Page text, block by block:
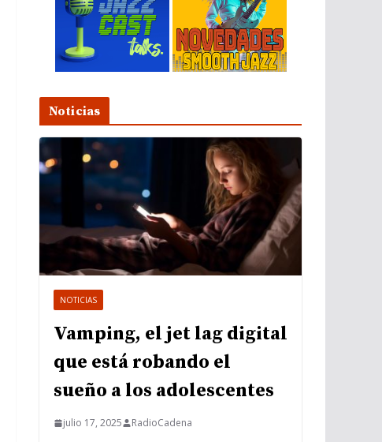
Noticias
NOTICIAS
Vamping, el jet lag digital
que está robando el
sueño a los adolescentes
julio 17, 2025 RadioCadena